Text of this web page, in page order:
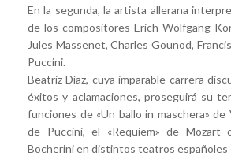
En la segunda, la artista allerana
de los compositores Erich Wolfgang
Jules Massenet, Charles Gounod,
Puccini.
Beatriz Díaz, cuya imparable carrera
éxitos y aclamaciones, proseguirá su
funciones de «Un ballo in maschera» de
de Puccini, el «Requiem» de Mozart
Bocherini en distintos teatros españoles